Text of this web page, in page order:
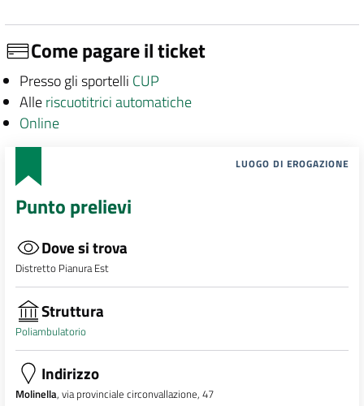
Come pagare il ticket
Presso gli sportelli CUP
Alleriscuotitrici automatiche
Online
LUOGO DI EROGAZIONE
Punto prelievi
Dove si trova
Distretto Pianura Est
Struttura
Poliambulatorio
Indirizzo
Molinella, via provinciale circonvallazione, 47